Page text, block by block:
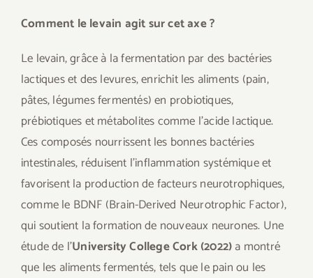
Comment le levain agit sur cet axe ?
Le levain, grâce à la fermentation par des bactéries
lactiques et des levures, enrichit les aliments (pain,
pâtes, légumes fermentés) en probiotiques,
prébiotiques et métabolites comme l’acide lactique.
Ces composés nourrissent les bonnes bactéries
intestinales, réduisent l’inflammation systémique et
favorisent la production de facteurs neurotrophiques,
comme le BDNF (Brain-Derived Neurotrophic Factor),
qui soutient la formation de nouveaux neurones. Une
étude de l’University College Cork (2022)a montré
que les aliments fermentés, tels que le pain ou les